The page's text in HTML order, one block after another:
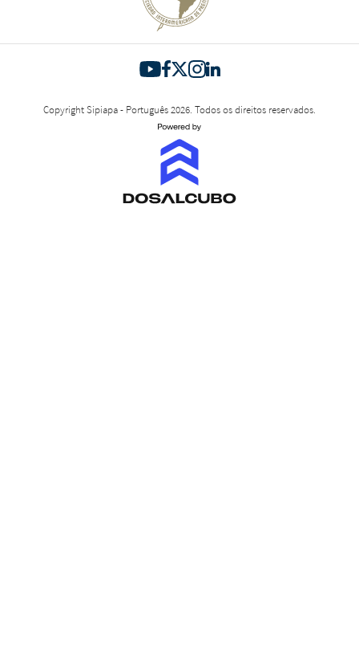
Copyright Sipiapa - Português 2026. Todos os direitos reservados.